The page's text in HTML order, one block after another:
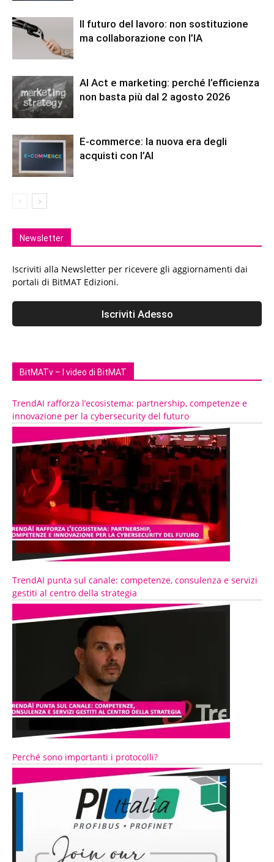
Il futuro del lavoro: non sostituzione
ma collaborazione con l’IA
AI Act e marketing: perché l’efficienza
non basta più dal 2 agosto 2026
E-commerce: la nuova era degli
acquisti con l’AI
Newsletter
Iscriviti alla Newsletter per ricevere gli aggiornamenti dai
portali di BitMAT Edizioni.
BitMATv – I video di BitMAT
TrendAI rafforza l’ecosistema: partnership, competenze e
innovazione per la cybersecurity del futuro
TrendAI punta sul canale: competenze, consulenza e servizi
gestiti al centro della strategia
Perché sono importanti i protocolli?